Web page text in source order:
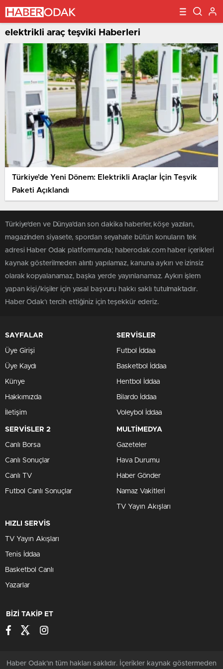
elektrikli araç teşviki Haberleri
Türkiye’de Yeni Dönem: Elektrikli Araçlar İçin Teşvik
Paketi Açıklandı
Türkiye'den ve Dünya’dan son dakika haberler, köşe yazıları,
magazinden siyasete, spordan seyahate bütün konuların tek
adresi Haber Odak platformunda; haberodak.com haber içerikleri
kaynak gösterilmeden alıntı yapılamaz, kanuna aykırı ve izinsiz
olarak kopyalanamaz, başka yerde yayınlanamaz. Aykırı işlem
yapan kişi/kişiler için yasal başvuru hakkı saklı tutulmaktadır.
Haber Odak'ı tercih ettiğiniz için teşekkür ederiz.
SAYFALAR
Üye Girişi
Üye Kaydı
Künye
Hakkımızda
İletişim
SERVİSLER
Futbol İddaa
Basketbol İddaa
Hentbol İddaa
Bilardo İddaa
Voleybol İddaa
SERVİSLER 2
Canlı Borsa
Canlı Sonuçlar
Canlı TV
Futbol Canlı Sonuçlar
MULTİMEDYA
Gazeteler
Hava Durumu
Haber Gönder
Namaz Vakitleri
TV Yayın Akışları
HIZLI SERVİS
TV Yayın Akışları
Tenis İddaa
Basketbol Canlı
Yazarlar
BİZİ TAKİP ET
Haber Odak'ın tüm hakları saklıdır. İçerikler kaynak göstermeden